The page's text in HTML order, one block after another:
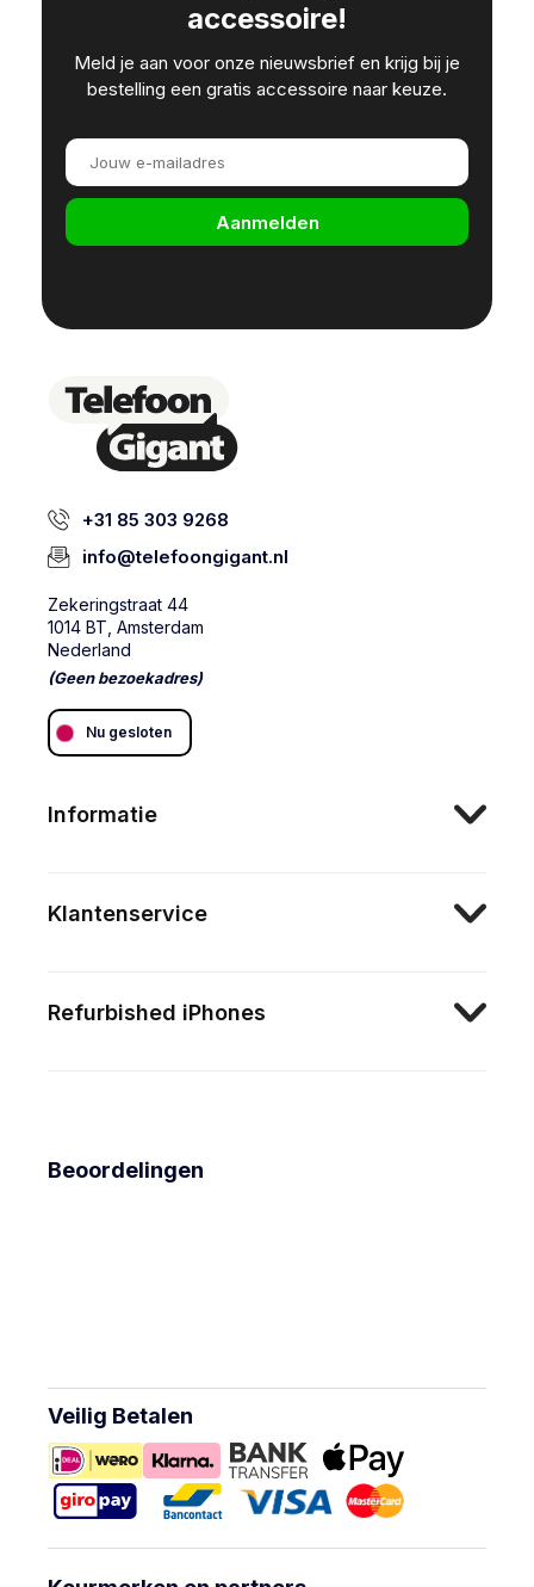
accessoire!
Meld je aan voor onze nieuwsbrief en krijg bij je
bestelling een gratis accessoire naar keuze.
Aanmelden
+31 85 303 9268
info@telefoongigant.nl
Zekeringstraat 44
1014 BT, Amsterdam
Nederland
(Geen bezoekadres)
Nu gesloten
Informatie
Klantenservice
Refurbished iPhones
Beoordelingen
Veilig Betalen